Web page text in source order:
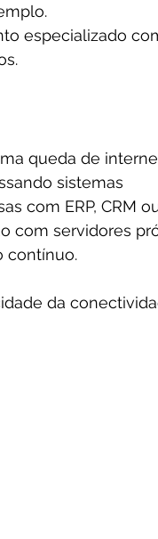
especializado
queda de
sistemas
com ERP, CRM
com servidores
contínuo.
da